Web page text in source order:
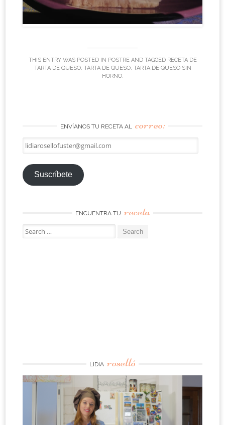
THIS ENTRY WAS POSTED IN POSTREAND TAGGED RECETA DE
TARTA DE QUESO, TARTA DE QUESO, TARTA DE QUESO SIN
HORNO.
ENVÍANOS TU RECETA AL correo:
lidiarosellofuster@gmail.com
Suscríbete
ENCUENTRA TU receta
Search
for:
LIDIA roselló